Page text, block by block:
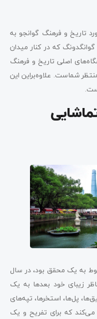
تاریخ و فرهنگ گوانجو به
که در کنار میدان
اصلی تاریخ و فرهنگ
شماست. علاوه‌براین این
به یک محقق بود، در سال
زیبای خود بعدها به یک
پل‌ها، استخرها، تپه‌های
می‌کند که برای تفریح و یک